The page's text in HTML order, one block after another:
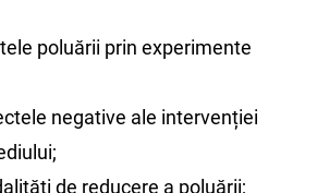
poluării prin experimente
negative ale intervenției
de reducere a poluării;